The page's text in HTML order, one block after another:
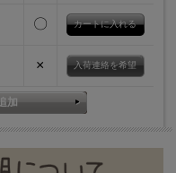
〇
× 入荷連絡を希望